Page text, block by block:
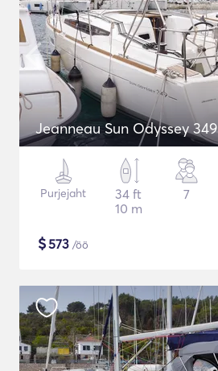
Jeanneau Sun Odyssey 349
Purjejaht
34 ft
10 m
7
$573 /öö